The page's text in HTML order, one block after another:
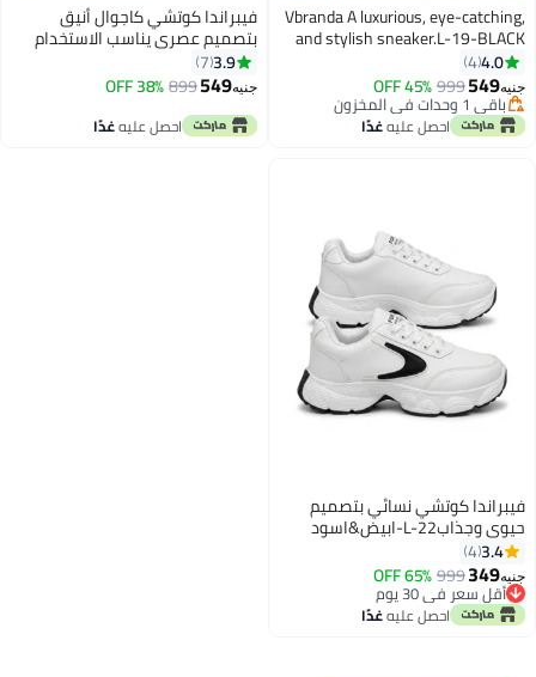
3
Vbranda A luxurious, eye-catching,
and stylish sneaker.L-19-BLACK
4.0
4
جنيه549
999
45% OFF
باقي 1 وحدات في المخزون
باقي 1 وحدات في المخزون احصل عليهغدًا
فيبراندا كوتشي كاجوال أنيق
بتصميم عصري يناسب الاستخدام
اليومي
3.9
7
جنيه549
899
38% OFF
احصل عليهغدًا
3
فيبراندا كوتشي نسائي بتصميم
حيوي وجذابL-22-ابيض&اسود
3.4
4
جنيه349
999
65% OFFأقل سعر في 30 يوم
باقي 1 وحدات في المخزون
أقل سعر في 30 يوماحصل عليهغدًا